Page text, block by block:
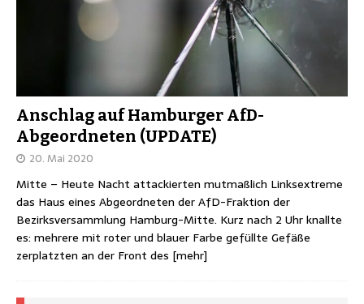
Anschlag auf Hamburger AfD-
Abgeordneten (UPDATE)
20. Mai 2020
Mitte – Heute Nacht attackierten mutmaßlich Linksextreme
das Haus eines Abgeordneten der AfD-Fraktion der
Bezirksversammlung Hamburg-Mitte. Kurz nach 2 Uhr knallte
es: mehrere mit roter und blauer Farbe gefüllte Gefäße
zerplatzten an der Front des [mehr]